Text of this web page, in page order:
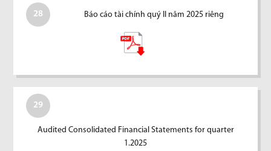
28 Báo cáo tài chính quý II năm 2025 riêng
29
Audited Consolidated Financial Statements for quarter
1.2025